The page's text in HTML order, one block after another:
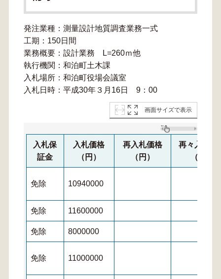
発注業種：測量設計地質調査業務一式
工期：150日間
業務概要：設計業務 L=260ｍ他
執行機関：和泊町土木課
入札場所：和泊町役場会議室
入札日時：平成30年３月16日 9：00
画面サイズで表示
入札保
証金
入札価格
（円）
再入札価格
（円）
再々入札価
（円）
免除 10940000
免除 11600000
免除 8000000
免除 11000000